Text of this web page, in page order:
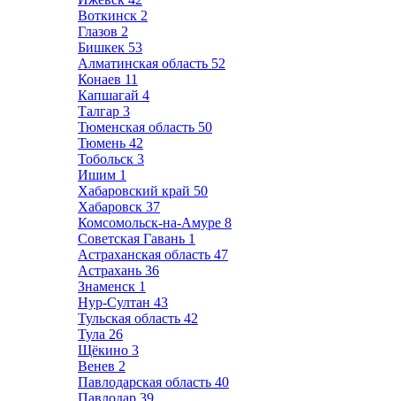
Воткинск 2
Глазов 2
Бишкек 53
Алматинская область 52
Конаев 11
Капшагай 4
Талгар 3
Тюменская область 50
Тюмень 42
Тобольск 3
Ишим 1
Хабаровский край 50
Хабаровск 37
Комсомольск-на-Амуре 8
Советская Гавань 1
Астраханская область 47
Астрахань 36
Знаменск 1
Нур-Султан 43
Тульская область 42
Тула 26
Щёкино 3
Венев 2
Павлодарская область 40
Павлодар 39